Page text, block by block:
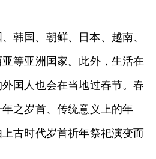
韩国、朝鲜、日本、越南、
等亚洲国家。此外，生活在
国人也会在当地过春节。春
之岁首、传统意义上的年
古时代岁首祈年祭祀演变而